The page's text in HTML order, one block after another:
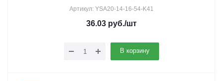
Артикул: YSA20-14-16-54-K41
36.03 руб./шт
В корзину